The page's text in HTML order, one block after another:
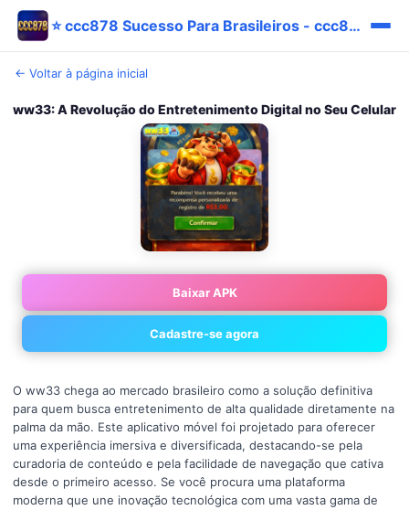
⭐ ccc878 Sucesso Para Brasileiros - ccc878 Original Pix Promo
← Voltar à página inicial
ww33: A Revolução do Entretenimento Digital no Seu Celular
Baixar APK
Cadastre-se agora
O ww33 chega ao mercado brasileiro como a solução definitiva
para quem busca entretenimento de alta qualidade diretamente na
palma da mão. Este aplicativo móvel foi projetado para oferecer
uma experiência imersiva e diversificada, destacando-se pela
curadoria de conteúdo e pela facilidade de navegação que cativa
desde o primeiro acesso. Se você procura uma plataforma
moderna que une inovação tecnológica com uma vasta gama de